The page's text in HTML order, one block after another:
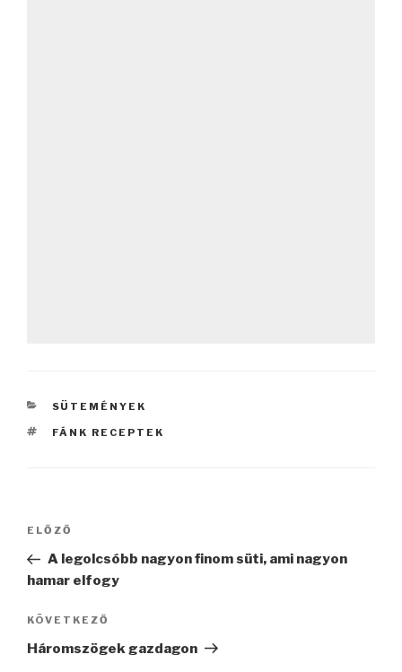
KATEGÓRIÁK
SÜTEMÉNYEK
CÍMKÉK
FÁNK RECEPTEK
Bejegyzés
Korábbi
bejegyzés
ELŐZŐ
A legolcsóbb nagyon finom süti, ami nagyon
hamar elfogy
Következő
bejegyzés
KÖVETKEZŐ
Háromszögek gazdagon